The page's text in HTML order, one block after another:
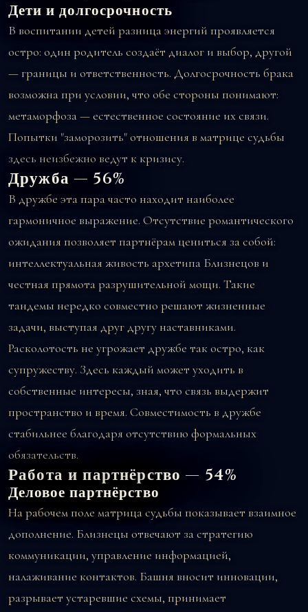
Дети и долгосрочность
В воспитании детей разница энергий проявляется
остро: один родитель создаёт диалог и выбор, другой
— границы и ответственность. Долгосрочность брака
возможна при условии, что обе стороны понимают:
метаморфоза — естественное состояние их связи.
Попытки "заморозить" отношения в матрице судьбы
здесь неизбежно ведут к кризису.
Дружба — 56%
В дружбе эта пара часто находит наиболее
гармоничное выражение. Отсутствие романтического
ожидания позволяет партнёрам цениться за собой:
интеллектуальная живость архетипа Близнецов и
честная прямота разрушительной мощи. Такие
тандемы нередко совместно решают жизненные
задачи, выступая друг другу наставниками.
Расколотость не угрожает дружбе так остро, как
супружеству. Здесь каждый может уходить в
собственные интересы, зная, что связь выдержит
пространство и время. Совместимость в дружбе
стабильнее благодаря отсутствию формальных
обязательств.
Работа и партнёрство — 54%
Деловое партнёрство
На рабочем поле матрица судьбы показывает взаимное
дополнение. Близнецы отвечают за стратегию
коммуникации, управление информацией,
налаживание контактов. Башня вносит инновации,
разрывает устаревшие схемы, принимает